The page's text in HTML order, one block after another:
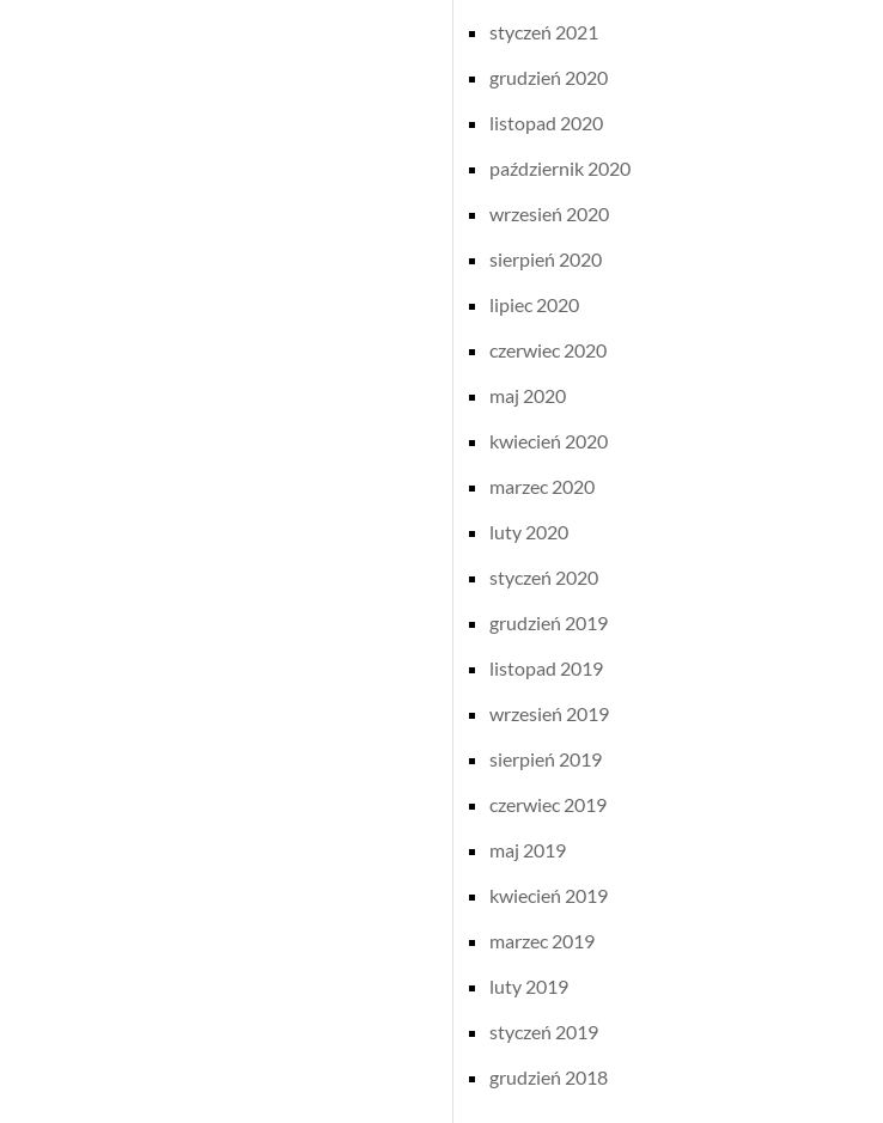
styczeń 2021
grudzień 2020
listopad 2020
październik 2020
wrzesień 2020
sierpień 2020
lipiec 2020
czerwiec 2020
maj 2020
kwiecień 2020
marzec 2020
luty 2020
styczeń 2020
grudzień 2019
listopad 2019
wrzesień 2019
sierpień 2019
czerwiec 2019
maj 2019
kwiecień 2019
marzec 2019
luty 2019
styczeń 2019
grudzień 2018